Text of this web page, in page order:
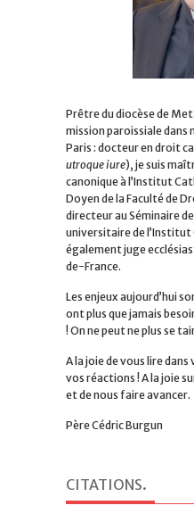
Prêtre du diocèse de
mission paroissiale dans
Paris : docteur en droit
utroque iure), je suis
canonique à l’Institut
Doyen de la Faculté de
directeur au Séminaire
universitaire de l’Institut
également juge
de-France.
Les enjeux aujourd’hui
ont plus que jamais
! On ne peut ne plus se
A la joie de vous lire
vos réactions ! A la joie
et de nous faire avancer.
Père Cédric Burgun
CITATIONS.